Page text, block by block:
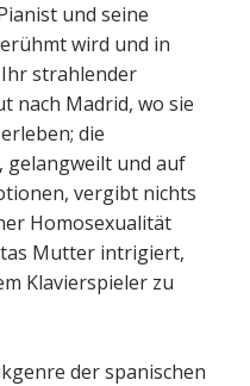
und seine
wird und in
strahlender
nach Madrid, wo sie
die
und auf
vergibt nichts
Homosexualität
Mutter intrigiert,
Klavierspieler zu
der spanischen